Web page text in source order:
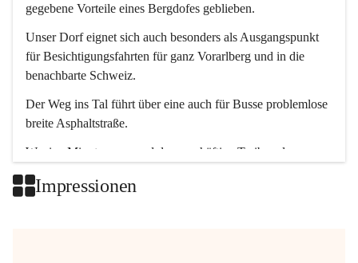
gegebene Vorteile eines Bergdofes geblieben.
Unser Dorf eignet sich auch besonders als Ausgangspunkt
für Besichtigungsfahrten für ganz Vorarlberg und in die
benachbarte Schweiz.
Der Weg ins Tal führt über eine auch für Busse problemlose
breite Asphaltstraße.
Wenige Minuten nur, und das geschäftige Treiben der
Impressionen